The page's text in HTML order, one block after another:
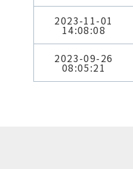
2023-11-01
14:08:08
2023-09-26
08:05:21